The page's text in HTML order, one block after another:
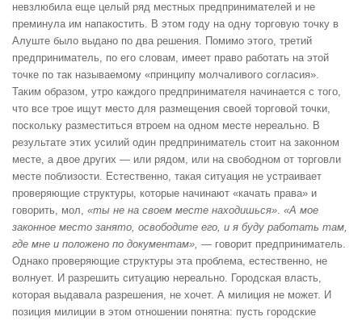
невзлюбила еще целый ряд местных предпринимателей и не
преминула им напакостить. В этом году на одну торговую точку в
Алуште было выдано по два решения. Помимо этого, третий
предприниматель, по его словам, имеет право работать на этой
точке по так называемому «принципу молчаливого согласия».
Таким образом, утро каждого предпринимателя начинается с того,
что все трое ищут место для размещения своей торговой точки,
поскольку разместиться втроем на одном месте нереально. В
результате этих усилий один предприниматель стоит на законном
месте, а двое других — или рядом, или на свободном от торговли
месте поблизости. Естественно, такая ситуация не устраивает
проверяющие структуры, которые начинают «качать права» и
говорить, мол, «ты не на своем месте находишься». «А мое
законное место занято, освободите его, и я буду работать там,
где мне и положено по документам», — говорит предприниматель.
Однако проверяющие структуры эта проблема, естественно, не
волнует. И разрешить ситуацию нереально. Городская власть,
которая выдавала разрешения, не хочет. А милиция не может. И
позиция милиции в этом отношении понятна: пусть городские